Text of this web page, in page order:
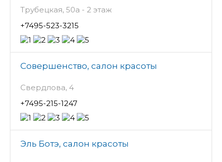
Трубецкая, 50а - 2 этаж
+7495-523-3215
Совершенство, салон красоты
Свердлова, 4
+7495-215-1247
Эль Ботэ, салон красоты